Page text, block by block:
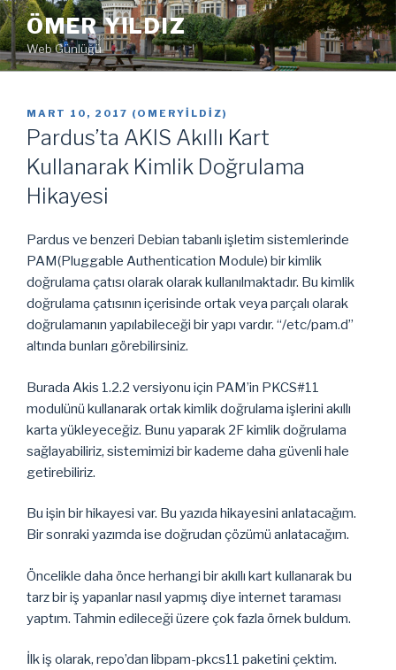
İçeriğe
geç ÖMER YILDIZ
Web Günlüğü
YAYIM
TARIHI
MART 10, 2017 ( OMERYILDIZ)
Pardus’ta AKIS Akıllı Kart
Kullanarak Kimlik Doğrulama
Hikayesi
Pardus ve benzeri Debian tabanlı işletim sistemlerinde
PAM(Pluggable Authentication Module) bir kimlik
doğrulama çatısı olarak olarak kullanılmaktadır. Bu kimlik
doğrulama çatısının içerisinde ortak veya parçalı olarak
doğrulamanın yapılabileceği bir yapı vardır. “/etc/pam.d”
altında bunları görebilirsiniz.
Burada Akis 1.2.2 versiyonu için PAM’in PKCS#11
modulünü kullanarak ortak kimlik doğrulama işlerini akıllı
karta yükleyeceğiz. Bunu yaparak 2F kimlik doğrulama
sağlayabiliriz, sistemimizi bir kademe daha güvenli hale
getirebiliriz.
Bu işin bir hikayesi var. Bu yazıda hikayesini anlatacağım.
Bir sonraki yazımda ise doğrudan çözümü anlatacağım.
Öncelikle daha önce herhangi bir akıllı kart kullanarak bu
tarz bir iş yapanlar nasıl yapmış diye internet taraması
yaptım. Tahmin edileceği üzere çok fazla örnek buldum.
İlk iş olarak, repo’dan libpam-pkcs11 paketini çektim.